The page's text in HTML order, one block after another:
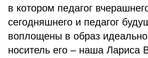
в котором педагог
сегодняшнего и педагог
воплощены в образ
носитель его – наша Лариса